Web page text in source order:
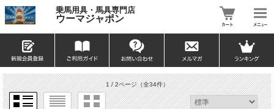
乗馬用具・馬具専門店
ウーマジャポン
1 / 2ページ（全34件）